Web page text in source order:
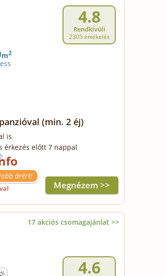
4.8
Rendkívüli
2305 értékelés
m2
(min. 2 éj)
is
érkezés előtt 7 nappal
árért!
Megnézem >>
17 akciós csomagajánlat >>
4.6